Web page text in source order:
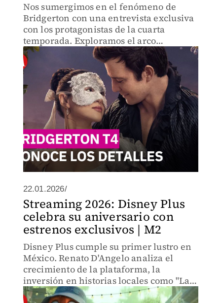
Nos sumergimos en el fenómeno de
Bridgerton con una entrevista exclusiva
con los protagonistas de la cuarta
temporada. Exploramos el arco
narrativo de Benedict Bridgerton y el
empoderamiento femenino en la era de
la Regencia.
22.01.2026/
Streaming 2026: Disney Plus
celebra su aniversario con
estrenos exclusivos | M2
Disney Plus cumple su primer lustro en
México. Renato D'Angelo analiza el
crecimiento de la plataforma, la
inversión en historias locales como "La
peor vuelta al mundo" y el impacto de